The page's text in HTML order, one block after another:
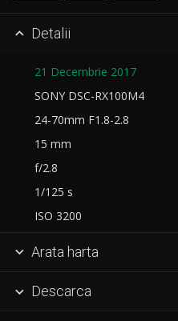
 Detalii
21 Decembrie 2017
SONY DSC-RX100M4
24-70mm F1.8-2.8
15 mm
f/2.8
1/125 s
ISO 3200
 Arata harta
 Descarca